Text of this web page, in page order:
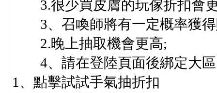
3.很少買皮膚的玩傢折扣會
3、召喚師將有一定概率獲得
2.晚上抽取機會更高;
4、請在登陸頁面後綁定大區
1、點擊試試手氣抽折扣